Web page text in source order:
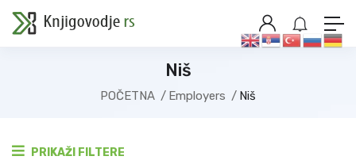
Niš
POČETNA Employers Niš
PRIKAŽI FILTERE